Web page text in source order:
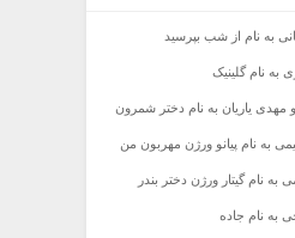
به نام از شب بپرسید
به نام گلینیک
و مهدی یاریان به نام دختر شمرون
به نام پیانو ورژن مهربون من
به نام گیتار ورژن دختر بندر
به نام جاده